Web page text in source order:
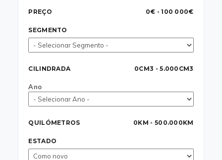
PREÇO 0€ - 100 000€
SEGMENTO
CILINDRADA 0CM3 - 5.000CM3
Ano
QUILÓMETROS 0KM - 500.000KM
ESTADO